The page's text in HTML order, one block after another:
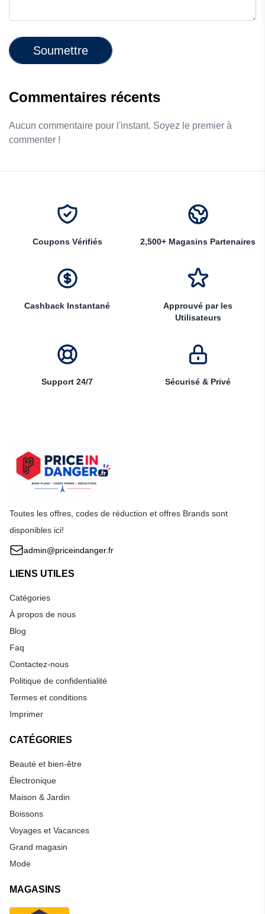
Soumettre
Commentaires récents
Aucun commentaire pour l'instant. Soyez le premier à
commenter !
Coupons Vérifiés 2,500+ Magasins Partenaires
Cashback Instantané
Approuvé par les
Utilisateurs
Support 24/7 Sécurisé & Privé
Toutes les offres, codes de réduction et offres Brands sont
disponibles ici!
admin@priceindanger.fr
LIENS UTILES
Catégories
À propos de nous
Blog
Faq
Contactez-nous
Politique de confidentialité
Termes et conditions
Imprimer
CATÉGORIES
Beauté et bien-être
Électronique
Maison & Jardin
Boissons
Voyages et Vacances
Grand magasin
Mode
MAGASINS